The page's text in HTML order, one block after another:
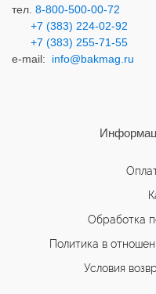
тел. 8-800-500-00-72
+7 (383) 224-02-92
+7 (383) 255-71-55
e-mail: info@bakmag.ru
Обработка
Политика в
Условия